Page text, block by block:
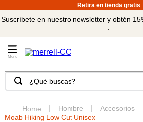
Retira en tienda gratis
Suscríbete en nuestro newsletter y obtén
¿Qué buscas?
TÉRMINOS MÁS BUSCADOS
.
merrell hombre
Hombre Accesorios
Moab Hiking Low Cut Unisex